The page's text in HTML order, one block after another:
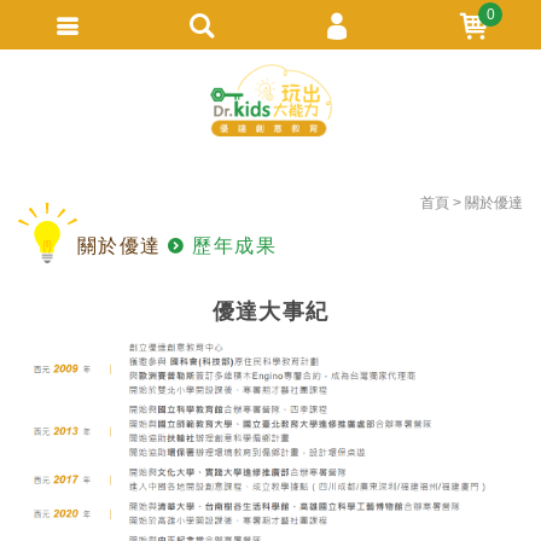
首頁 關於優達
關於優達 歷年成果
優達大事紀
0
會員登入
會員註冊
追蹤清單TRACK LISTING
繁體中文